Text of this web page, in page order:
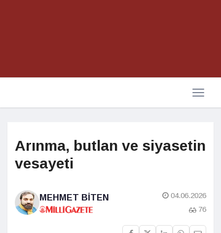
Arınma, butlan ve siyasetin
vesayeti
MEHMET BITEN
04.06.2026
76